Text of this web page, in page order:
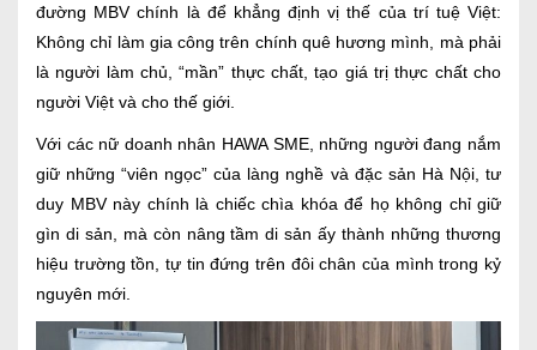
đường MBV chính là để khẳng định vị thế của trí tuệ Việt:
Không chỉ làm gia công trên chính quê hương mình, mà phải
là người làm chủ, “mần” thực chất, tạo giá trị thực chất cho
người Việt và cho thế giới.
Với các nữ doanh nhân HAWA SME, những người đang nắm
giữ những “viên ngọc” của làng nghề và đặc sản Hà Nội, tư
duy MBV này chính là chiếc chìa khóa để họ không chỉ giữ
gìn di sản, mà còn nâng tầm di sản ấy thành những thương
hiệu trường tồn, tự tin đứng trên đôi chân của mình trong kỷ
nguyên mới.